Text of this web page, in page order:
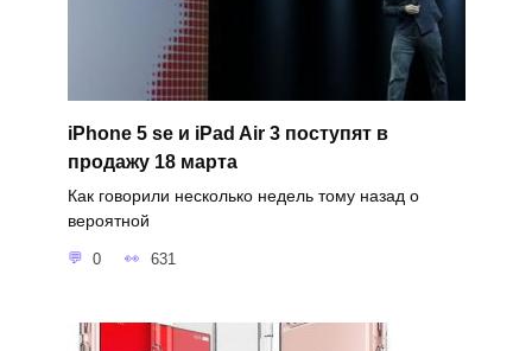
iPhone 5 se и iPad Air 3 поступят в
продажу 18 марта
Как говорили несколько недель тому назад о
вероятной
0 631